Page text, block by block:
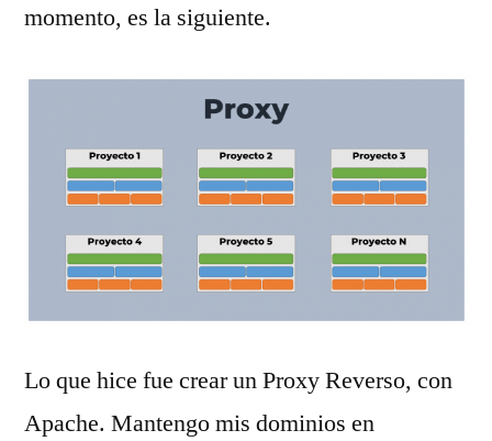
momento, es la siguiente.
Lo que hice fue crear un Proxy Reverso, con
Apache. Mantengo mis dominios en